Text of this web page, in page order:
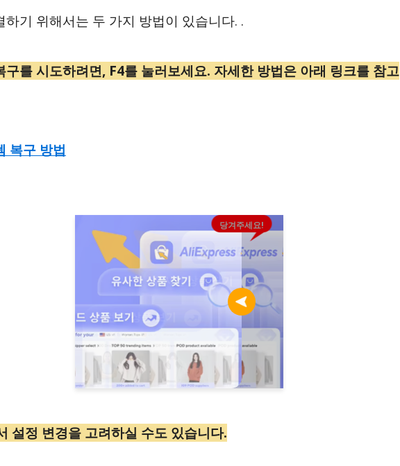
하기 위해서는 두 가지 방법이 있습니다. .
구를 시도하려면, F4를 눌러보세요. 자세한 방법은 아래 링크를 참고
복구 방법
당겨주세요!
설정 변경을 고려하실 수도 있습니다.